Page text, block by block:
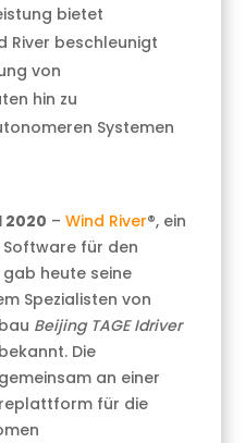
bietet
River beschleunigt
von
hin zu
Systemen
2020 –Wind River®, ein
für den
gab heute seine
Spezialisten von
Beijing TAGE Idriver
Die
an einer
für die